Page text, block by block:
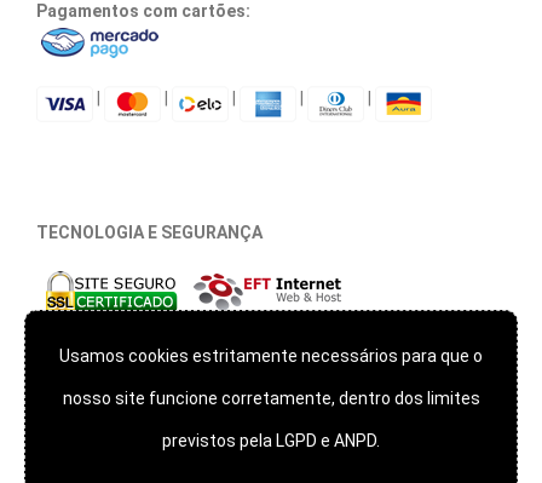
Pagamentos com cartões:
TECNOLOGIA E SEGURANÇA
*** Este site usa cookies apenas para lembrar seu login e
manutenção de sessão, não monitoramos sua navegação e
respeitamos a sua privacidade!
Usamos cookies estritamente necessários para que o
nosso site funcione corretamente, dentro dos limites
previstos pela LGPD e ANPD.